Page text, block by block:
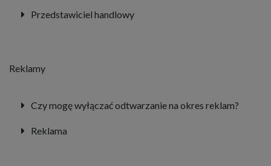
Przedstawiciel handlowy
Reklamy
Czy mogę wyłączać odtwarzanie na okres reklam?
Reklama